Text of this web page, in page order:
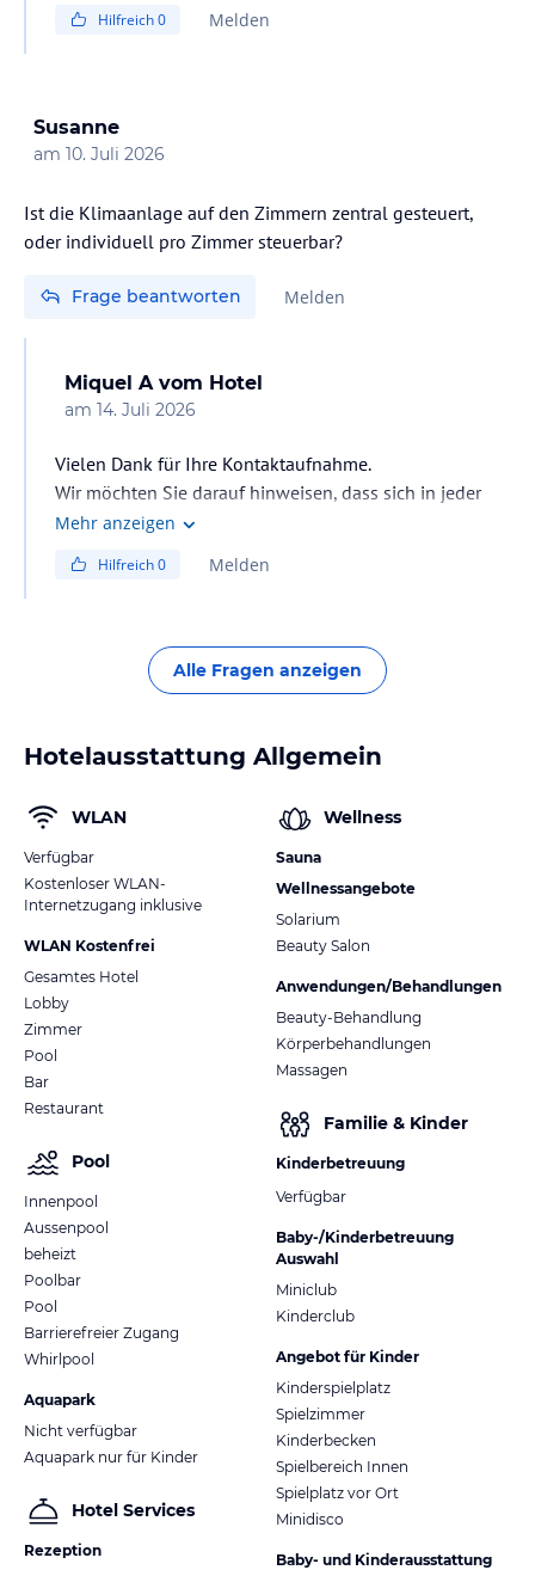
Das All-In Angebot umfasst übrigens Getränke und
im Preis inbegriffen. Sollten Sie ein internationales
alkoholisches Getränk probieren möchten, kann hierfür
anfallen.
Unter anderem stellen wir unseren Gästen gg. Aufpreis
Pool . M.f.g
Hilfreich0 Melden
Susanne
am 10. Juli 2026
Ist die Klimaanlage auf den Zimmern zentral gesteuert,
oder individuell pro Zimmer steuerbar?
Frage beantworten Melden
Miquel A vom Hotel
am 14. Juli 2026
Vielen Dank für Ihre Kontaktaufnahme.
Wir möchten Sie darauf hinweisen, dass sich in jeder
Wohnung ein Gerät befindet, mit dem sich das Ein- und
lassen, nicht jedoch die Temperatur, da diese von der
Mehr anzeigen
Hilfreich0 Melden
Alle Fragen anzeigen
Hotelausstattung Allgemein
WLAN
Verfügbar
Kostenloser WLAN-
Internetzugang inklusive
WLAN Kostenfrei
Gesamtes Hotel
Lobby
Zimmer
Pool
Bar
Restaurant
Pool
Innenpool
Aussenpool
beheizt
Poolbar
Pool
Barrierefreier Zugang
Whirlpool
Aquapark
Nicht verfügbar
Aquapark nur für Kinder
Hotel Services
Rezeption
Wellness
Sauna
Wellnessangebote
Solarium
Beauty Salon
Anwendungen/Behandlungen
Beauty-Behandlung
Körperbehandlungen
Massagen
Familie & Kinder
Kinderbetreuung
Verfügbar
Baby-/Kinderbetreuung
Auswahl
Miniclub
Kinderclub
Angebot für Kinder
Kinderspielplatz
Spielzimmer
Kinderbecken
Spielbereich Innen
Spielplatz vor Ort
Minidisco
Baby- und Kinderausstattung